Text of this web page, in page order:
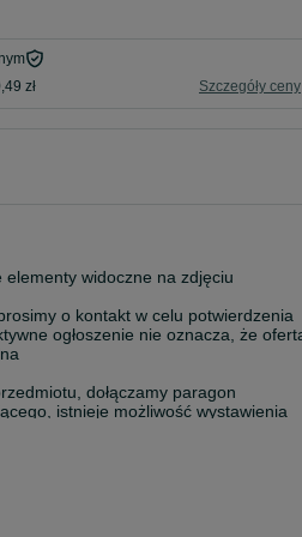
zł Szczegóły ceny
widoczne na zdjęciu
o kontakt w celu potwierdzenia
ogłoszenie nie oznacza, że
dołączamy paragon
istnieje możliwość wystawienia
przedmiotu, oraz odbioru